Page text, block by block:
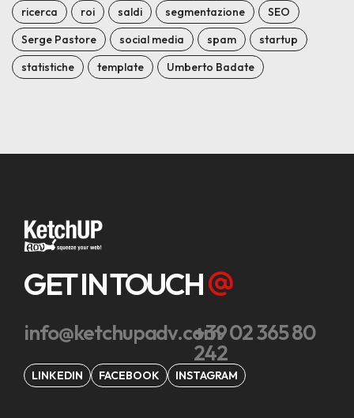
ricerca
roi saldi segmentazione
SEO
Serge Pastore
social media spam
startup
statistiche
template Umberto Badate
GET IN TOUCH
info@ketchupadv.com+39 02 365 80
242
LINKEDIN FACEBOOK INSTAGRAM